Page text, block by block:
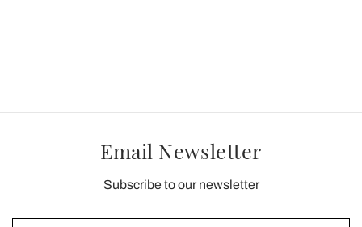
Email Newsletter
Subscribe to our newsletter